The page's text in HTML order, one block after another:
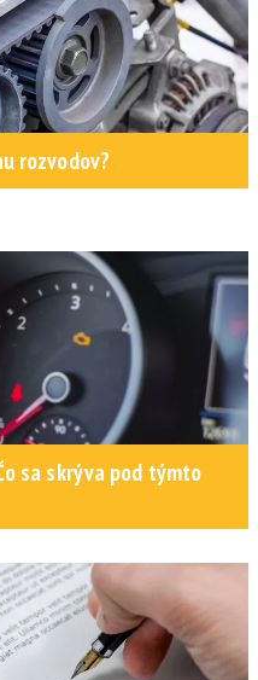
rozvodov?
sa skrýva pod týmto